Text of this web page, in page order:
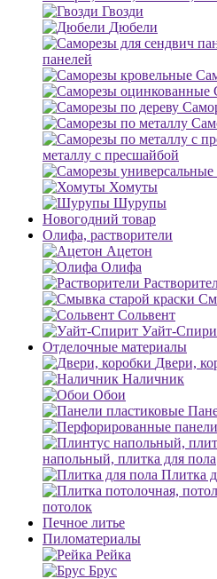
Гвозди
Дюбели
панелей
металлу с пресшайбой
Хомуты
Шурупы
Новогодний товар
Олифа, растворители
Ацетон
Олифа
Сольвент
Уайт-
Отделочные материалы
Двери,
Наличник
Обои
напольный, плитка для пола
Плитка
потолок
Печное литье
Пиломатериалы
Рейка
Брус